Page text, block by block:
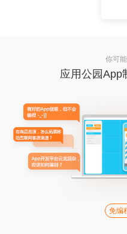
你可
应用公园App
免编